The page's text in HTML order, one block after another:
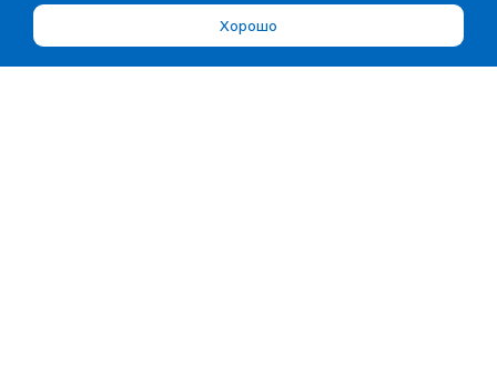
Хорошо